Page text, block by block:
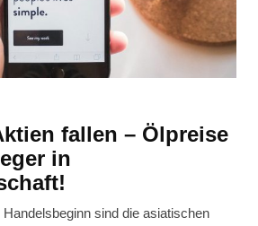
fallen – Ölpreise
in
sind die asiatischen